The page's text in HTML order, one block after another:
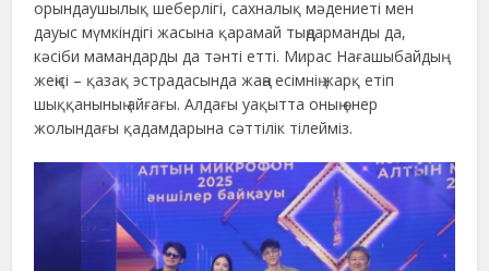
орындаушылық шеберлігі, сахналық мәдениеті мен
дауыс мүмкіндігі жасына қарамай тыңдарманды да,
кәсіби мамандарды да тәнті етті. Мирас Нағашыбайдың
жеңісі – қазақ эстрадасында жаңа есімнің жарқ етіп
шыққанының айғағы. Алдағы уақытта оның өнер
жолындағы қадамдарына сәттілік тілейміз.